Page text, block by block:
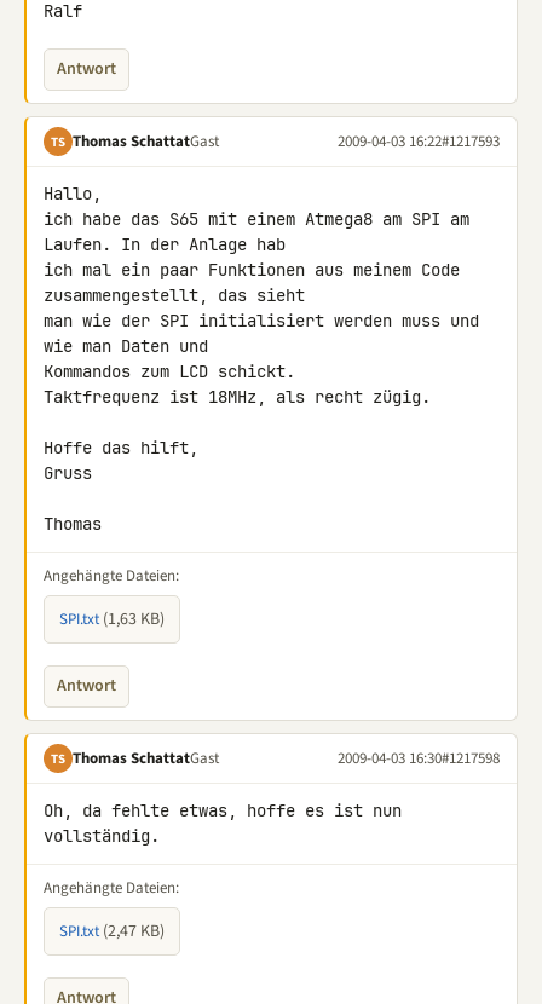
Ralf
Antwort
TS Thomas SchattatGast 2009-04-03 16:22#1217593
Hallo,
ich habe das S65 mit einem Atmega8 am SPI am
Laufen. In der Anlage hab
ich mal ein paar Funktionen aus meinem Code
zusammengestellt, das sieht
man wie der SPI initialisiert werden muss und
wie man Daten und
Kommandos zum LCD schickt.
Taktfrequenz ist 18MHz, als recht zügig.
Hoffe das hilft,
Gruss
Thomas
Angehängte Dateien:
SPI.txt(1,63 KB)
Antwort
TS Thomas SchattatGast 2009-04-03 16:30#1217598
Oh, da fehlte etwas, hoffe es ist nun
vollständig.
Angehängte Dateien:
SPI.txt(2,47 KB)
Antwort